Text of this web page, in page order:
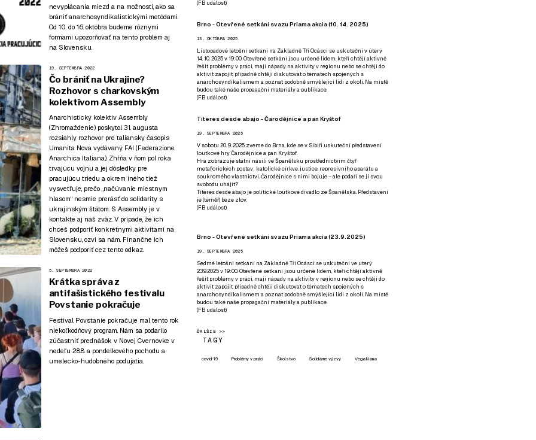
nevyplácania miezd a na možnosti, ako sa
brániť anarchosyndikalistickými metódami.
Od 10. do 16. októbra budeme rôznymi
formami upozorňovať na tento problém aj
na Slovensku.
19. SEPTEMBRA 2022
Čo brániť na Ukrajine?
Rozhovor s charkovským
kolektívom Assembly
Anarchistický kolektív Assembly
(Zhromaždenie) poskytol 31. augusta
rozsiahly rozhovor pre taliansky časopis
Umanita Novavydávaný FAI (Federazione
Anarchica Italiana). Zhŕňa v ňom pol roka
trvajúcu vojnu a jej dôsledky pre
pracujúcu triedu a okrem iného tiež
vysvetľuje, prečo „načúvanie miestnym
hlasom“ nesmie prerásť do solidarity s
ukrajinským štátom. S Assembly je v
kontakte aj náš zväz. V prípade, že ich
chceš podporiť konkrétnymi aktivitami na
Slovensku, ozvi sa nám. Finančne ich
môžeš podporiťcez tento odkaz.
5. SEPTEMBRA 2022
Krátka správa z
antifašistického festivalu
Povstanie pokračuje
Festival Povstanie pokračuje mal tento rok
niekoľkodňový program . Nám sa podarilo
zúčastniť prednášok v Novej Cvernovke v
nedeľu 28.8. a pondelkového pochodu a
umelecko-hudobného podujatia.
(FB událost)
Brno - Otevřené setkání svazu Priama akcia (10. 14. 2025)
13. OKTÓBRA 2025
Listopadové letošní setkání na Základně Tři Ocásci se uskuteční v úterý
14. 10. 2025 v 19:00. Otevřené setkání jsou určené lidem, kteří chtějí aktivně
řešit problémy v práci, mají nápady na aktivity v regionu nebo se chtějí do
aktivit zapojit, případně chtějí diskutovat o tématech spojených s
anarchosyndikalismem a poznat podobně smýšlející lidi z okolí. Na místě
budou také naše propagační materiály a publikace.
(FB událost)
Títeres desde abajo - Čarodějnice a pan Kryštof
19. SEPTEMBRA 2025
V sobotu 20. 9. 2025 zveme do Brna, kde se v Sibiři uskuteční představení
loutkové hry Čarodějnice a pan Kryštof.
Hra zobrazuje státní násilí ve Španělsku prostřednictvím čtyř
metaforických postav: katolické církve, justice, represivního aparátu a
soukromého vlastnictví. Čarodějnice s nimi bojuje – ale podaří se jí svou
svobodu uhájit?
Títeres desde abajo je politické loutkové divadlo ze Španělska. Představení
je (téměř) beze zlov.
(FB událost)
Brno - Otevřené setkání svazu Priama akcia (23.9.2025)
19. SEPTEMBRA 2025
Sedmé letošní setkání na Základně Tři Ocásci se uskuteční ve uterý
23.9.2025 v 19:00. Otevřené setkání jsou určené lidem, kteří chtějí aktivně
řešit problémy v práci, mají nápady na aktivity v regionu nebo se chtějí do
aktivit zapojit, případně chtějí diskutovat o tématech spojených s
anarchosyndikalismem a poznat podobně smýšlející lidi z okolí. Na místě
budou také naše propagační materiály a publikace.
(FB událost)
ĎALŠIE >>
TAGY
covid-19 Problémy v práci Školstvo Solidárne výzvy VegaNana